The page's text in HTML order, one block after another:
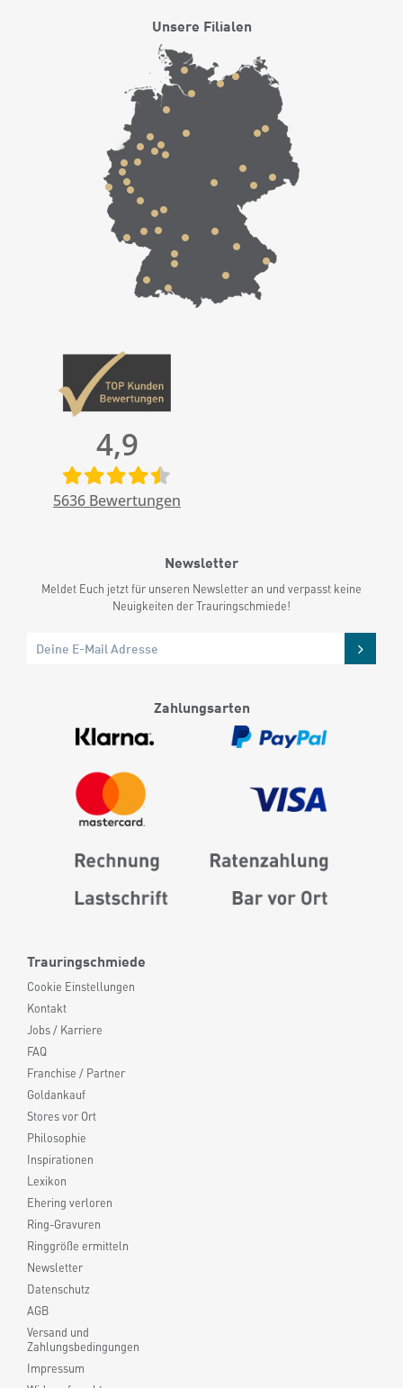
Trauringschmiede
Cookie Einstellungen
Kontakt
Jobs / Karriere
FAQ
Franchise / Partner
Goldankauf
Stores vor Ort
Philosophie
Inspirationen
Lexikon
Ehering verloren
Ring-Gravuren
Ringgröße ermitteln
Newsletter
Datenschutz
AGB
Versand und
Zahlungsbedingungen
Impressum
Unsere Filialen
4,9
5636 Bewertungen
Newsletter
Meldet Euch jetzt für unseren Newsletter an und verpasst keine
Neuigkeiten der Trauringschmiede!
Zahlungsarten